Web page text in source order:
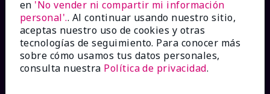
Catálogos interactivos
Preguntas frecuentes
en 'No vender ni compartir mi información
personal'.. Al continuar usando nuestro sitio,
aceptas nuestro uso de cookies y otras
tecnologías de seguimiento. Para conocer más
sobre cómo usamos tus datos personales,
consulta nuestra Política de privacidad.